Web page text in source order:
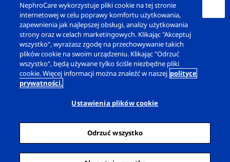
Copyright © Fresenius Nephrocare Polska Sp. z
o.o. 2026. Wszelkie prawa zastrzeżone.
Informacja prawna
Polityka prywatności
Deklaracja dotycząca plików cookie
Ustawienia plików cookie
Sitemap
NephroCare wykorzystuje pliki cookie na tej stronie
internetowej w celu poprawy komfortu użytkowania,
zapewnienia jak najlepszej obsługi, analizy użytkowania
strony oraz w celach marketingowych. Klikając "Akceptuj
wszystko", wyrażasz zgodę na przechowywanie takich
plików cookie na swoim urządzeniu. Klikając "Odrzuć
wszystko", będą używane tylko ściśle niezbędne pliki
cookie. Więcej informacji można znaleźć w naszej polityce
prywatności.
Ustawienia plików cookie
Odrzuć wszystko